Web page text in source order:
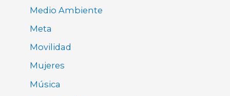
Medio Ambiente
Meta
Movilidad
Mujeres
Música